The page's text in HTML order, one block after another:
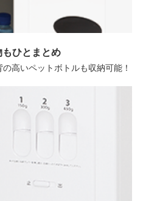
ひとまとめ
高いペットボトルも収納可能！